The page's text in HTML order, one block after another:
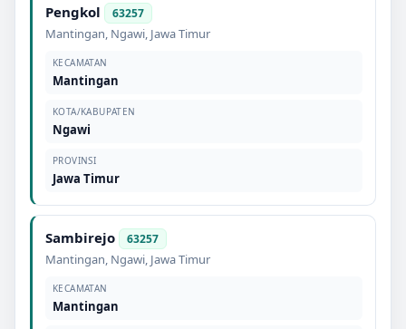
Pengkol 63257
Mantingan, Ngawi, Jawa Timur
KECAMATAN
Mantingan
KOTA/KABUPATEN
Ngawi
PROVINSI
Jawa Timur
Sambirejo 63257
Mantingan, Ngawi, Jawa Timur
KECAMATAN
Mantingan